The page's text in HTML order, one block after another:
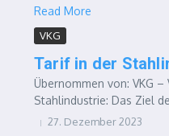
Read More
VKG
Tarif in der
Übernommen von: VKG
Stahlindustrie: Das Ziel
27. Dezember 2023